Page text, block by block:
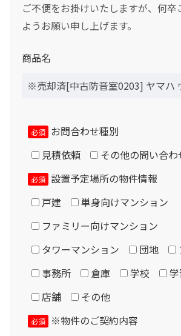
0
ボーナス月の加算（上乗せ）金額をスライドして下さ
シュミレーション結果
月々のお支払金額
（初回月のみ）お支払金額
税込お支払総額
Please enter the security code
域等により出張費加算の場合あり）原
納入可能ですが、遠方の場合はご相談
設置に必要な寸法については室外寸法
防音室用の電源は設置室の壁コンセン
あります。
エアコンは付属しません。設置ご希望
い。（1.2畳以上に設置可能）
納入に際し、マンション・ビル側への
係書類作成及び提出、近隣への挨拶廻
説明会の実施、防災設備等の現地打合
やゼネコン等との打合せ等が必要とな
外の施工業者との契約（下請）となる
が必要です。
ご不便をお掛けいたしますが、何卒
ようお願い申し上げます。
商品名
必須 お問合わせ種別
見積依頼
その他の問い合わ
必須 設置予定場所の物件情報
戸建
単身向けマンション
ファミリー向けマンション
タワーマンション
団地
事務所
倉庫 学校
店舗
その他
必須
※物件のご契約内容